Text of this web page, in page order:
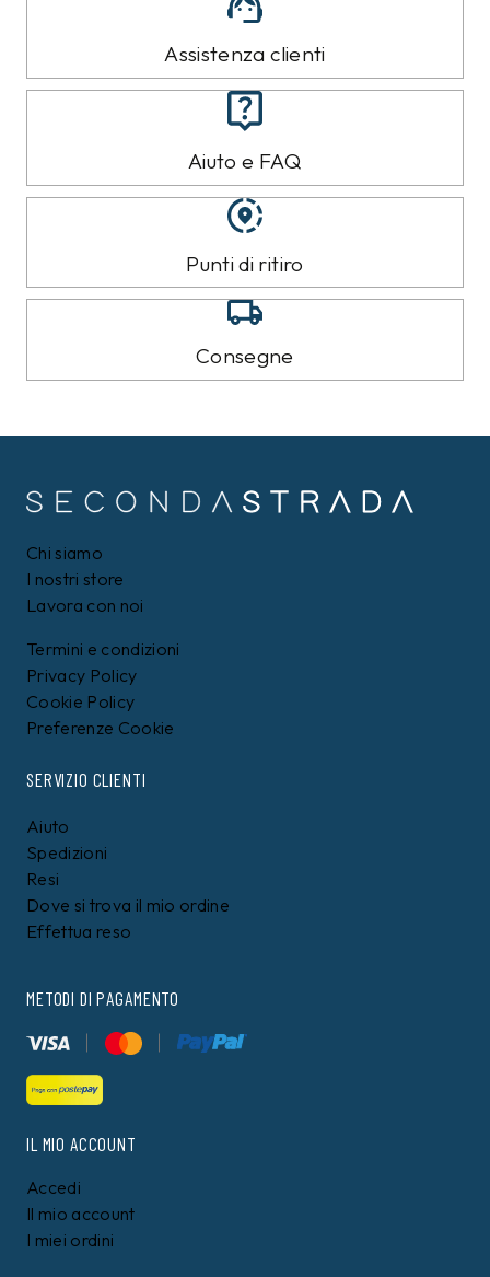
Assistenza clienti
Aiuto e FAQ
Punti di ritiro
Consegne
Chi siamo
I nostri store
Lavora con noi
Termini e condizioni
Privacy Policy
Cookie Policy
Preferenze Cookie
SERVIZIO CLIENTI
Aiuto
Spedizioni
Resi
Dove si trova il mio ordine
Effettua reso
METODI DI PAGAMENTO
IL MIO ACCOUNT
Accedi
Il mio account
I miei ordini